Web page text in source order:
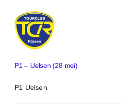
inhoud
P1 – Uelsen (28 mei)
P1 Uelsen